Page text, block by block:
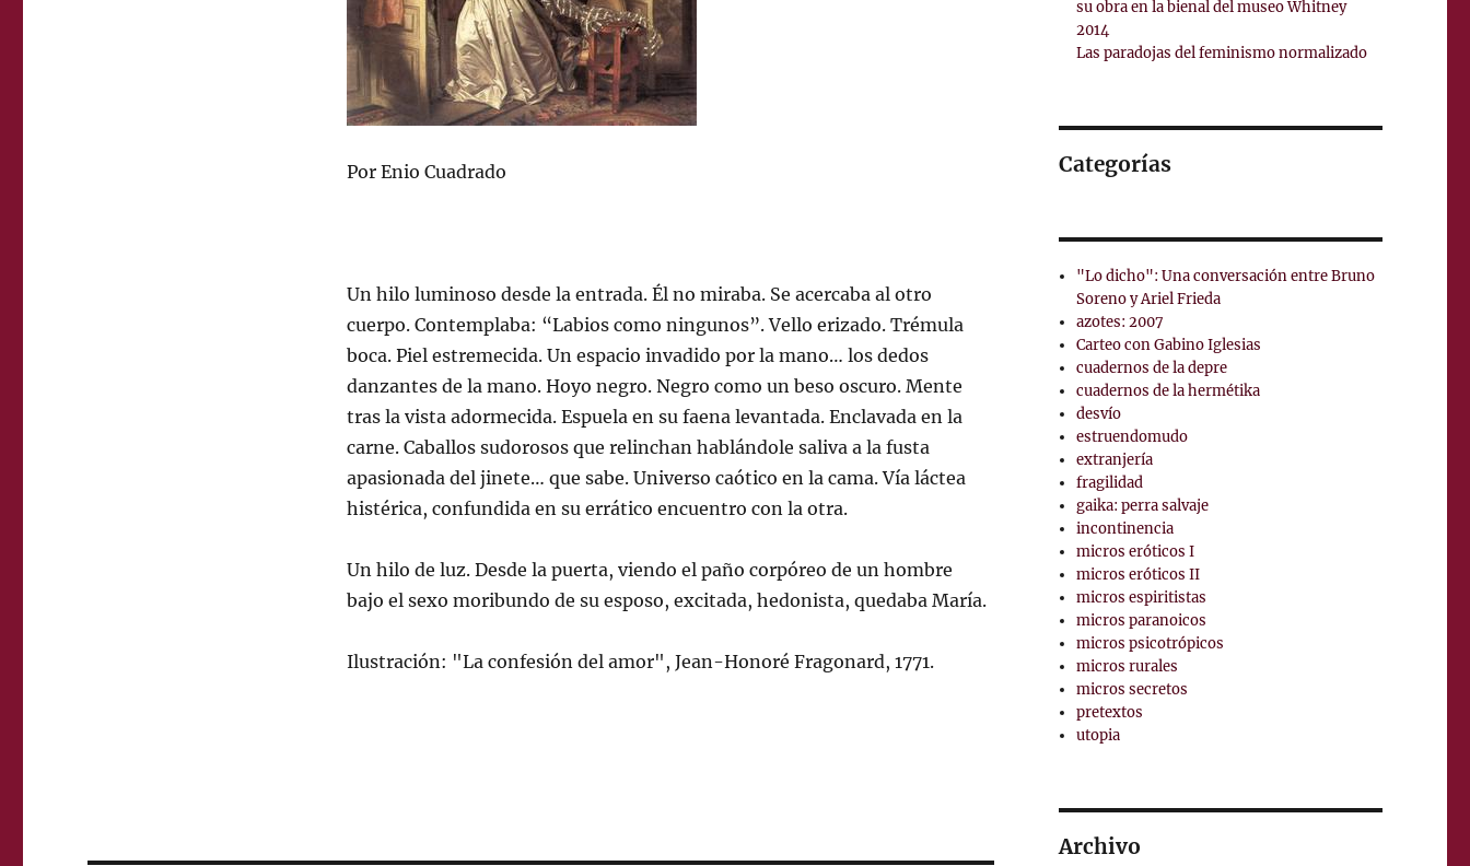
Por Enio Cuadrado
Un hilo luminoso desde la entrada. Él no miraba. Se acercaba al otro
cuerpo. Contemplaba: “Labios como ningunos”. Vello erizado. Trémula
boca. Piel estremecida. Un espacio invadido por la mano… los dedos
danzantes de la mano. Hoyo negro. Negro como un beso oscuro. Mente
tras la vista adormecida. Espuela en su faena levantada. Enclavada en la
carne. Caballos sudorosos que relinchan hablándole saliva a la fusta
apasionada del jinete… que sabe. Universo caótico en la cama. Vía láctea
histérica, confundida en su errático encuentro con la otra.
Un hilo de luz. Desde la puerta, viendo el paño corpóreo de un hombre
bajo el sexo moribundo de su esposo, excitada, hedonista, quedaba María.
Ilustración: "La confesión del amor", Jean-Honoré Fragonard, 1771.
su obra en la bienal del museo Whitney
2014
Las paradojas del feminismo normalizado
Categorías
"Lo dicho": Una conversación entre Bruno
Soreno y Ariel Frieda
azotes: 2007
Carteo con Gabino Iglesias
cuadernos de la depre
cuadernos de la hermétika
desvío
estruendomudo
extranjería
fragilidad
gaika: perra salvaje
incontinencia
micros eróticos I
micros eróticos II
micros espiritistas
micros paranoicos
micros psicotrópicos
micros rurales
micros secretos
pretextos
utopia
Archivo